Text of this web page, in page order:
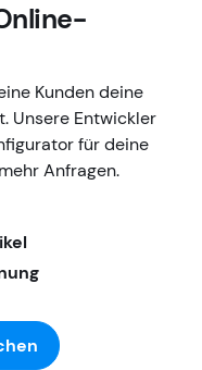
Kunden deine
Unsere Entwickler
für deine
Anfragen.